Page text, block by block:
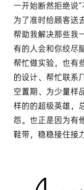
一开始断然拒绝说
为了准时给顾客送
帮助我解决那些我
有的人会和你绞尽
帮忙做实验，也有
的设计、帮忙联系
空置期、为少量样
样的的超级英雄，
怨。也正是因为有
鞋带，稳稳接住接